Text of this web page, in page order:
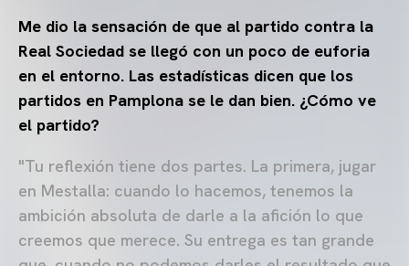
Me dio la sensación de que al partido contra la
Real Sociedad se llegó con un poco de euforia
en el entorno. Las estadísticas dicen que los
partidos en Pamplona se le dan bien. ¿Cómo ve
el partido?
"Tu reflexión tiene dos partes. La primera, jugar
en Mestalla: cuando lo hacemos, tenemos la
ambición absoluta de darle a la afición lo que
creemos que merece. Su entrega es tan grande